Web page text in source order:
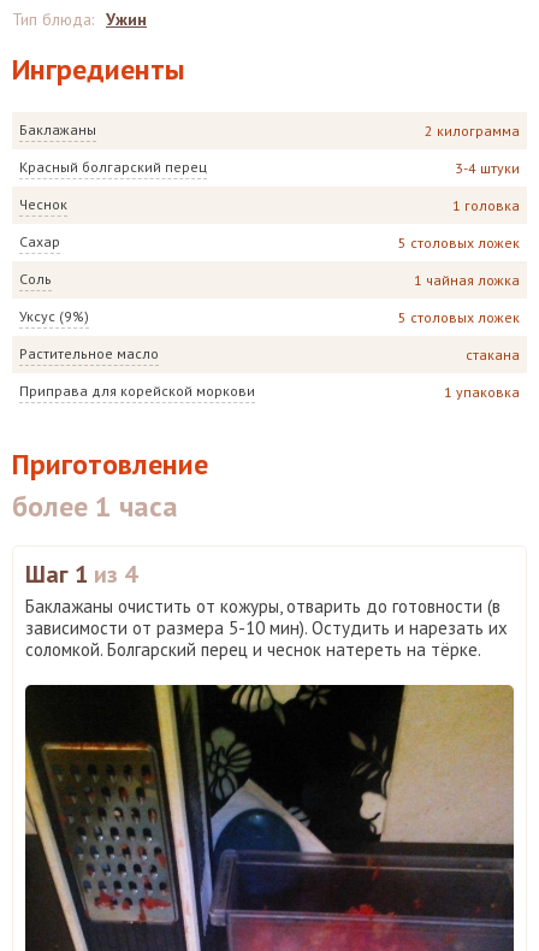
Ингредиенты
Баклажаны 2 килограмма
Красный болгарский перец 3-4 штуки
Чеснок 1 головка
Сахар 5 столовых ложек
Соль 1 чайная ложка
Уксус (9%) 5 столовых ложек
Растительное масло стакана
Приправа для корейской моркови 1 упаковка
Тип блюда: Ужин
Приготовление
более 1 часа
Шаг 1 из 4
Баклажаны очистить от кожуры, отварить до готовности (в
зависимости от размера 5-10 мин). Остудить и нарезать их
соломкой. Болгарский перец и чеснок натереть на тёрке.